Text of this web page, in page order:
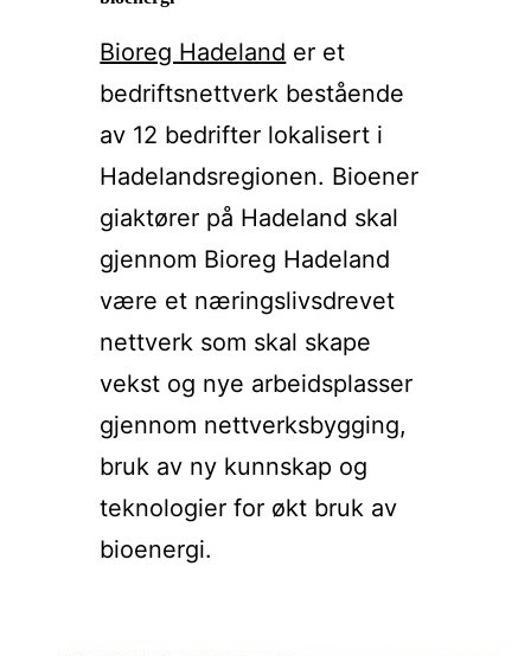
Bioreg Hadeland er et
bedriftsnettverk bestående
av 12 bedrifter lokalisert i
Hadelandsregionen. Bioener
giaktører på Hadeland skal
gjennom Bioreg Hadeland
være et næringslivsdrevet
nettverk som skal skape
vekst og nye arbeidsplasser
gjennom nettverksbygging,
bruk av ny kunnskap og
teknologier for økt bruk av
bioenergi.